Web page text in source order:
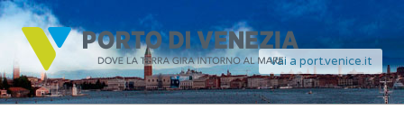
Vai a port.venice.it